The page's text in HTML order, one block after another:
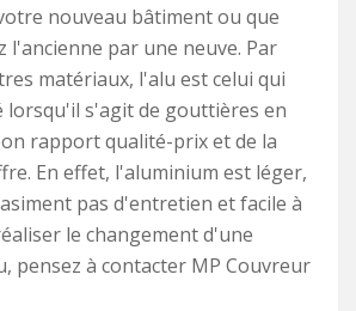
nouveau bâtiment ou que
l'ancienne par une neuve. Par
matériaux, l'alu est celui qui
lorsqu'il s'agit de gouttières en
rapport qualité-prix et de la
En effet, l'aluminium est léger,
pas d'entretien et facile à
le changement d'une
pensez à contacter MP Couvreur